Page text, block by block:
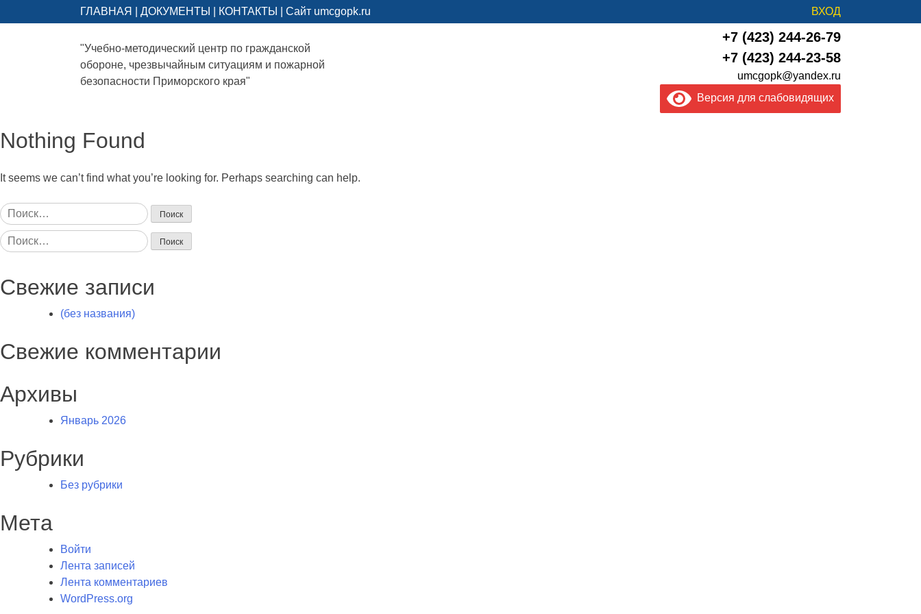
ГЛАВНАЯ ДОКУМЕНТЫ КОНТАКТЫ Сайт umcgopk.ru ВХОД
"Учебно-методический центр по гражданской
обороне, чрезвычайным ситуациям и пожарной
безопасности Приморского края"
+7 (423) 244-26-79
+7 (423) 244-23-58
umcgopk@yandex.ru
Версия для слабовидящих
Nothing Found
It seems we can’t find what you’re looking for. Perhaps searching can help.
Найти:
Найти:
Свежие записи
(без названия)
Свежие комментарии
Архивы
Январь 2026
Рубрики
Без рубрики
Мета
Войти
Лента записей
Лента комментариев
WordPress.org